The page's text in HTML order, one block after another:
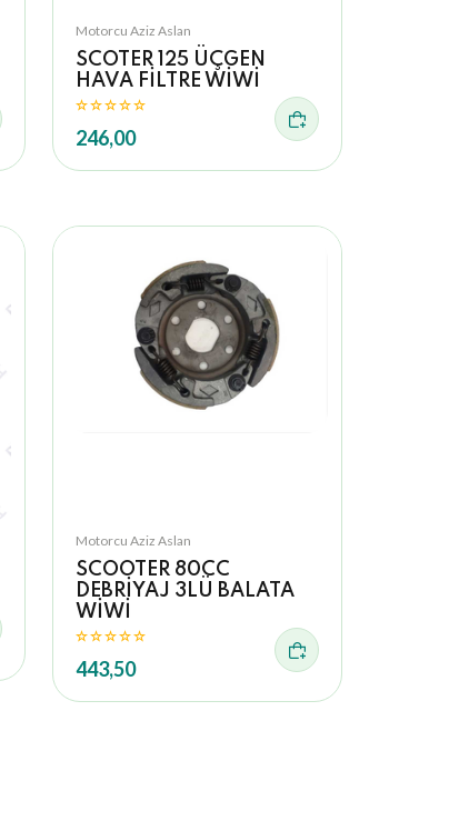
Motorcu Aziz Aslan
SCOTER 125 ÜÇGEN
HAVA FİLTRE WİWİ
246,00
Motorcu Aziz Aslan
SCOOTER 80CC
DEBRİYAJ 3LÜ BALATA
WİWİ
443,50